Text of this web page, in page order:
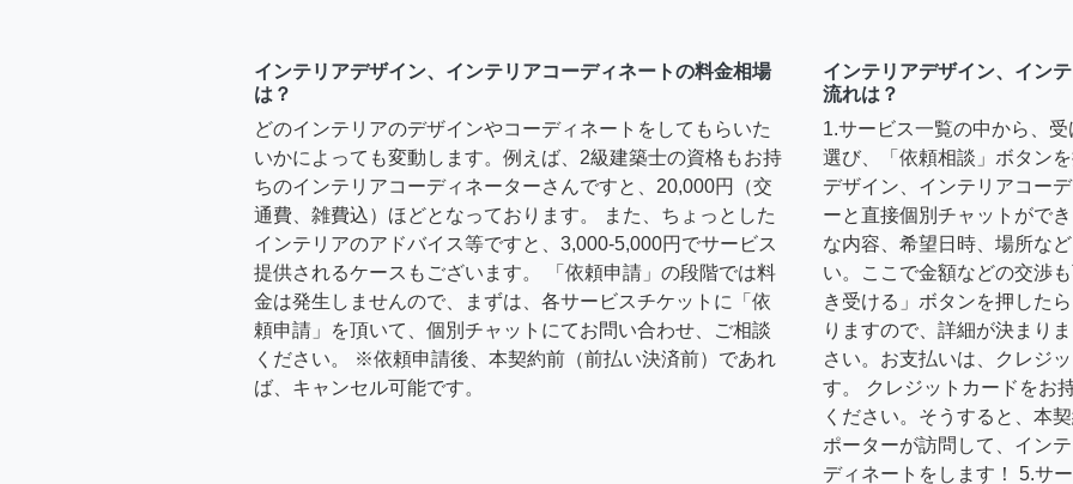
インテリアデザイン、インテリアコーディネートの料金相場
は？
どのインテリアのデザインやコーディネートをしてもらいた
いかによっても変動します。例えば、2級建築士の資格もお持
ちのインテリアコーディネーターさんですと、20,000円（交
通費、雑費込）ほどとなっております。 また、ちょっとした
インテリアのアドバイス等ですと、3,000-5,000円でサービス
提供されるケースもございます。 「依頼申請」の段階では料
金は発生しませんので、まずは、各サービスチケットに「依
頼申請」を頂いて、個別チャットにてお問い合わせ、ご相談
ください。 ※依頼申請後、本契約前（前払い決済前）であれ
ば、キャンセル可能です。
インテリアデザイン、イン
流れは？
1.サービス一覧の中から、
選び、「依頼相談」ボタン
デザイン、インテリアコー
ーと直接個別チャットがで
な内容、希望日時、場所な
い。ここで金額などの交渉
き受ける」ボタンを押した
りますので、詳細が決まり
さい。お支払いは、クレジ
す。 クレジットカードをお
ください。そうすると、本
ポーターが訪問して、イン
ディネートをします！ 5.サ